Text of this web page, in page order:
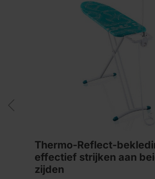
Thermo-Reflect-
effectief strijken aan
zijden